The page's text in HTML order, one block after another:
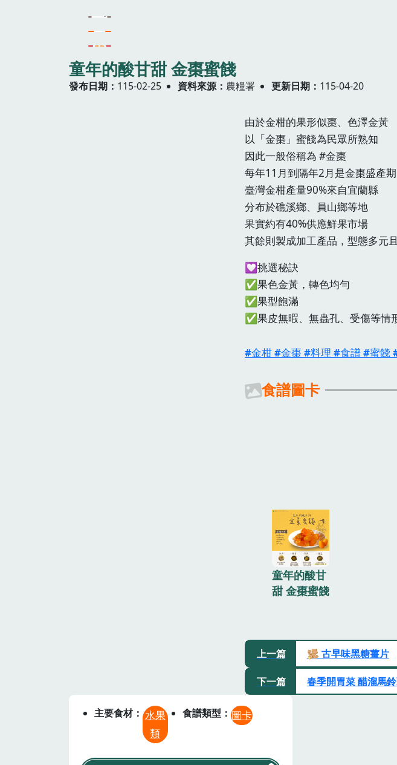
童年的酸甘甜 金棗蜜餞
發布日期 115-02-25 資料來源 農糧署 更新日期 115-04-20
由於金柑的果形似棗、色澤金黃
以「金棗」蜜餞為民眾所熟知
因此一般俗稱為 #金棗
每年11月到隔年2月是金棗盛產期
臺灣金柑產量90%來自宜蘭縣
分布於礁溪鄉、員山鄉等地
果實約有40%供應鮮果市場
其餘則製成加工產品，型態多元
💟挑選秘訣
✅果色金黃，轉色均勻
✅果型飽滿
✅果皮無暇、無蟲孔、受傷等情
金柑 金棗 料理 食譜 蜜餞
食譜圖卡
童年的酸甘
甜 金棗蜜餞
上一篇 🫚 古早味黑糖薑片
下一篇 春季開胃菜 醋溜馬
主要食材
水果
類
食譜類型 圖卡